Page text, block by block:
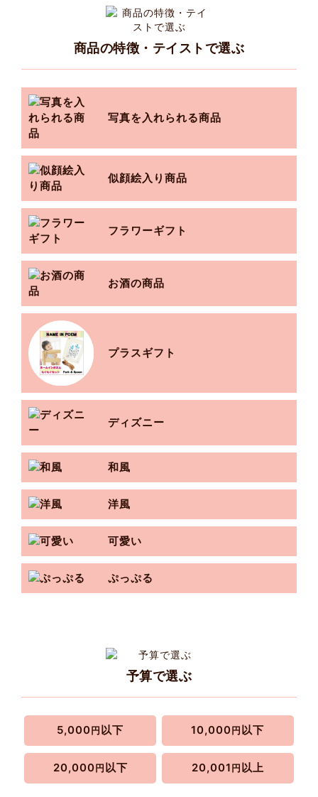
商品の特徴・テイストで選ぶ
写真を入れられる商品
似顔絵入り商品
フラワーギフト
お酒の商品
プラスギフト
ディズニー
和風
洋風
可愛い
ぷっぷる
予算で選ぶ
5,000円 以下 10,000円 以下
20,000円 以下 20,001 円 以上